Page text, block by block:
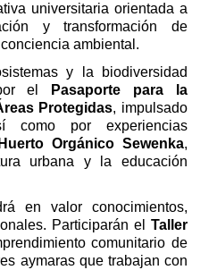
universitaria orientada a
y transformación de
ambiental.
y la biodiversidad
el
Pasaporte para la
Protegidas, impulsado
como por experiencias
Huerto Orgánico Sewenka,
urbana y la educación
en valor conocimientos,
Participarán el Taller
comunitario de
aymaras que trabajan con